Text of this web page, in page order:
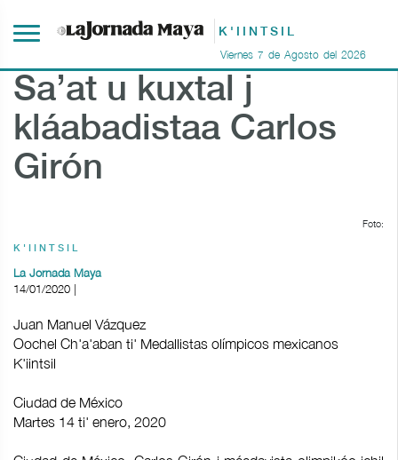
K'IINTSIL
Viernes 7 de Agosto del 2026
Sa’at u kuxtal j
kláabadistaa Carlos
Girón
Foto:
K'IINTSIL
La Jornada Maya
14/01/2020 |
Juan Manuel Vázquez
Oochel Ch'a'aban ti' Medallistas olímpicos mexicanos
K'iintsil
Ciudad de México
Martes 14 ti' enero, 2020